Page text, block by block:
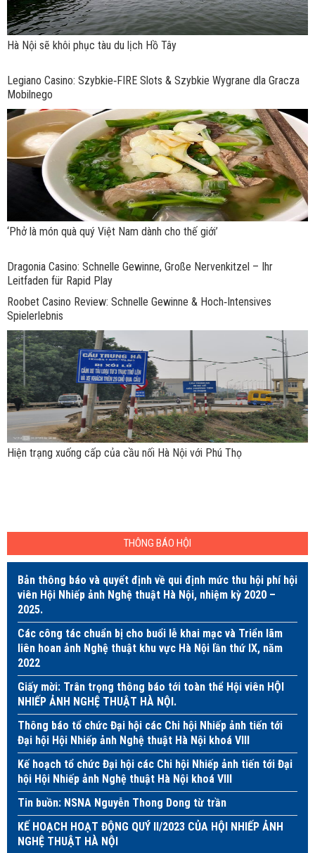
Hà Nội sẽ khôi phục tàu du lịch Hồ Tây
Legiano Casino: Szybkie‑FIRE Slots & Szybkie Wygrane dla Gracza
Mobilnego
‘Phở là món quà quý Việt Nam dành cho thế giới’
Dragonia Casino: Schnelle Gewinne, Große Nervenkitzel – Ihr
Leitfaden für Rapid Play
Roobet Casino Review: Schnelle Gewinne & Hoch‑Intensives
Spielerlebnis
Hiện trạng xuống cấp của cầu nối Hà Nội với Phú Thọ
THÔNG BÁO HỘI
Bản thông báo và quyết định về qui định mức thu hội phí hội
viên Hội Nhiếp ảnh Nghệ thuật Hà Nội, nhiệm kỳ 2020 –
2025.
Các công tác chuẩn bị cho buổi lễ khai mạc và Triển lãm
liên hoan ảnh Nghệ thuật khu vực Hà Nội lần thứ IX, năm
2022
Giấy mời: Trân trọng thông báo tới toàn thể Hội viên HỘI
NHIẾP ẢNH NGHỆ THUẬT HÀ NỘI.
Thông báo tổ chức Đại hội các Chi hội Nhiếp ảnh tiến tới
Đại hội Hội Nhiếp ảnh Nghệ thuật Hà Nội khoá VIII
Kế hoạch tổ chức Đại hội các Chi hội Nhiếp ảnh tiến tới Đại
hội Hội Nhiếp ảnh Nghệ thuật Hà Nội khoá VIII
Tin buồn: NSNA Nguyễn Thong Dong từ trần
KẾ HOẠCH HOẠT ĐỘNG QUÝ II/2023 CỦA HỘI NHIẾP ẢNH
NGHỆ THUẬT HÀ NỘI